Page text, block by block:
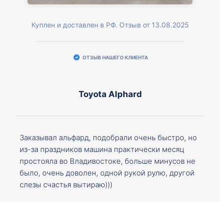
Куплен и доставлен в РФ. Отзыв от 13.08.2025
ОТЗЫВ НАШЕГО КЛИЕНТА
Toyota Alphard
Заказывал альфард, подобрали очень быстро, но
из-за праздников машина практически месяц
простояла во Владивостоке, больше минусов не
было, очень доволен, одной рукой рулю, другой
слезы счастья вытираю)))